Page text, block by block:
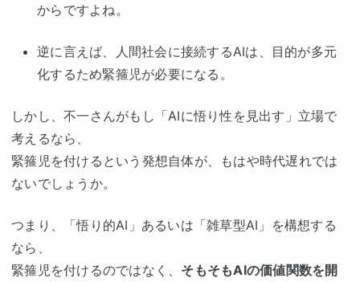
からですよね。
逆に言えば、人間社会に接続するAIは、目的が多元
化するため緊箍児が必要になる。
しかし、不一さんがもし「AIに悟り性を見出す」立場で
考えるなら、
緊箍児を付けるという発想自体が、もはや時代遅れでは
ないでしょうか。
つまり、「悟り的AI」あるいは「雑草型AI」を構想する
なら、
緊箍児を付けるのではなく、 そもそもAIの価値関数を開